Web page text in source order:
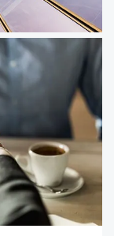
la
par PwC